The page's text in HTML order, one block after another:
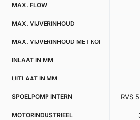
MAX. FLOW
MAX. VIJVERINHOUD
MAX. VIJVERINHOUD MET KOI
INLAAT IN MM
UITLAAT IN MM
SPOELPOMP INTERN RVS
MOTORINDUSTRIEEL